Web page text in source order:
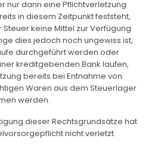
nur dann eine Pflichtverletzung
in diesem Zeitpunkt feststeht,
keine Mittel zur Verfügung
dies jedoch noch ungewiss ist,
durchgeführt werden oder
kreditgebenden Bank laufen,
bereits bei Entnahme von
Waren aus dem Steuerlager
werden.
dieser Rechtsgrundsätze hat
nicht verletzt.